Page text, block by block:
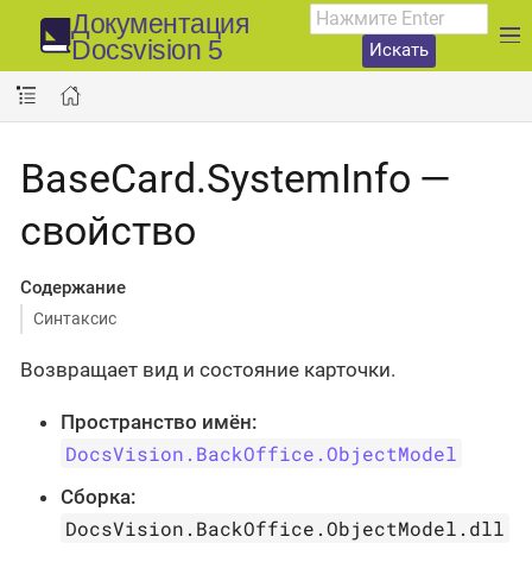
Документация
Docsvision 5
Искать
BaseCard.SystemInfo —
свойство
Содержание
Синтаксис
Возвращает вид и состояние карточки.
Пространство имён:
DocsVision.BackOffice.ObjectModel
Сборка:
DocsVision.BackOffice.ObjectModel.dll